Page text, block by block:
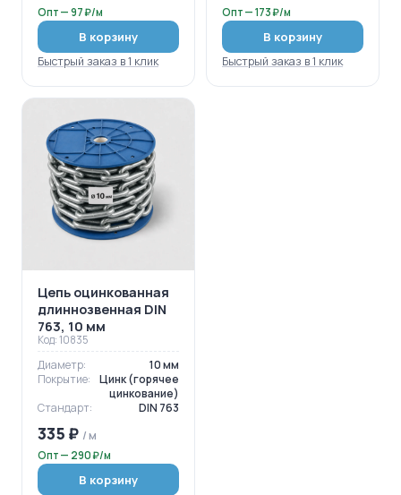
Опт — 97 ₽/м
В корзину
Быстрый заказ в 1 клик
Опт — 173 ₽/м
В корзину
Быстрый заказ в 1 клик
Цепь оцинкованная
длиннозвенная DIN
763, 10 мм
Код: 10835
Диаметр:
10 мм
Покрытие:
Цинк (горячее
цинкование)
Стандарт:
DIN 763
335 ₽ / м
Опт — 290 ₽/м
В корзину